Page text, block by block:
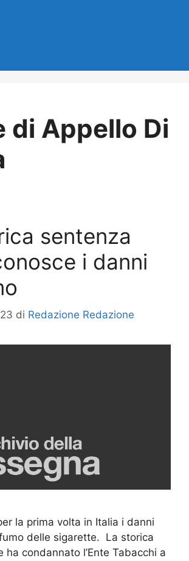
di Appello Di
sentenza
i danni
di Redazione Redazione
la prima volta in Italia i danni
delle sigarette. La storica
ha condannato l’Ente Tabacchi a